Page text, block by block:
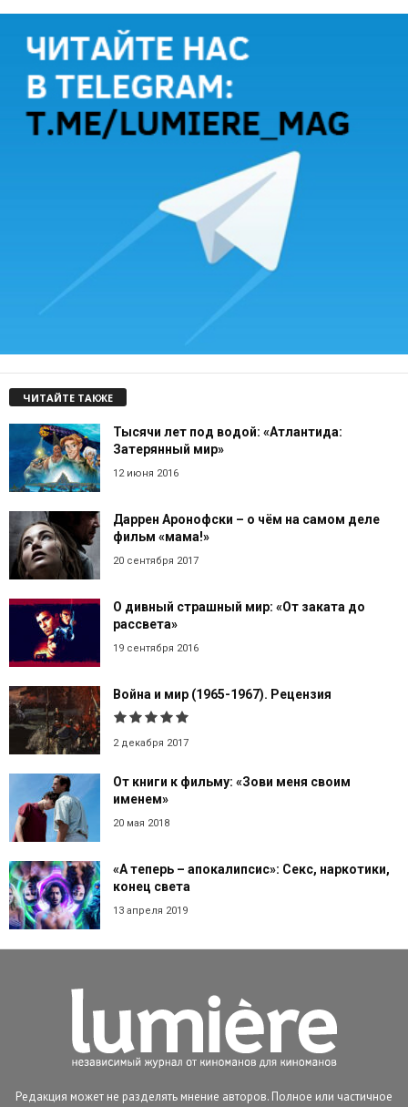
ЧИТАЙТЕ ТАКЖЕ
Тысячи лет под водой: «Атлантида:
Затерянный мир»
12 июня 2016
Даррен Аронофски – о чём на самом деле
фильм «мама!»
20 сентября 2017
О дивный страшный мир: «От заката до
рассвета»
19 сентября 2016
Война и мир (1965-1967). Рецензия
2 декабря 2017
От книги к фильму: «Зови меня своим
именем»
20 мая 2018
«А теперь – апокалипсис»: Секс, наркотики,
конец света
13 апреля 2019
Редакция может не разделять мнение авторов. Полное или частичное